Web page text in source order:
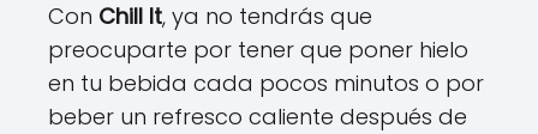
Con Chill It, ya no tendrás que
preocuparte por tener que poner hielo
en tu bebida cada pocos minutos o por
beber un refresco caliente después de